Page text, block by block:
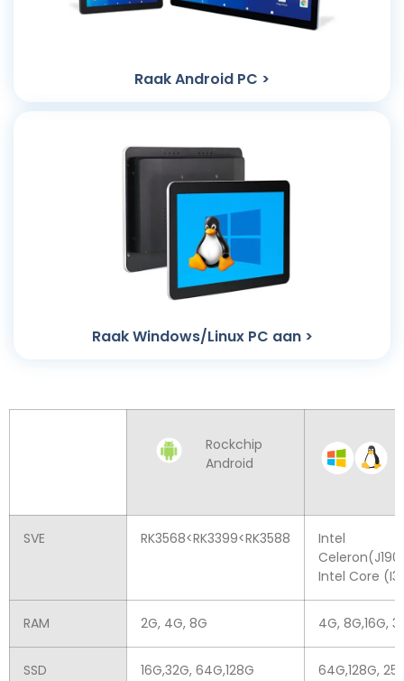
Raak Android PC >
Raak Windows/Linux PC aan >
Rockchip
Android
SVE RK3568<RK3399<RK3588
Intel
Intel Core
RAM 2G, 4G, 8G 4G, 8G,16G,
SSD 16G,32G, 64G,128G 64G,128G,